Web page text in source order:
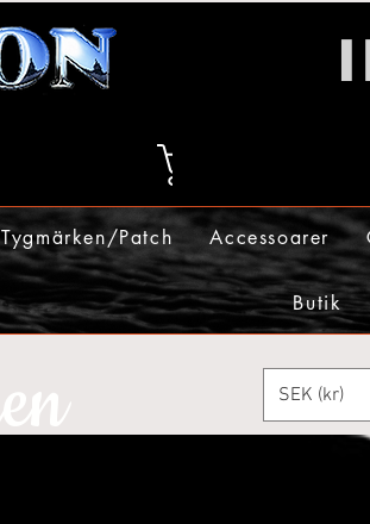
Tygmärken/Patch Accessoarer
Butik
SEK (kr)